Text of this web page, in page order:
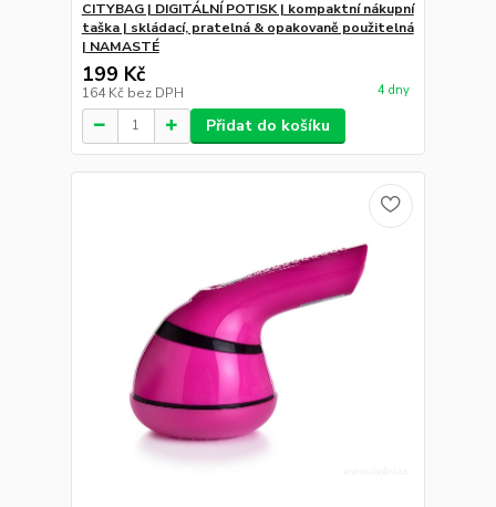
CITYBAG | DIGITÁLNÍ POTISK | kompaktní nákupní
taška | skládací, pratelná & opakovaně použitelná
| NAMASTÉ
199 Kč
164 Kč bez DPH 4 dny
Přidat do košíku